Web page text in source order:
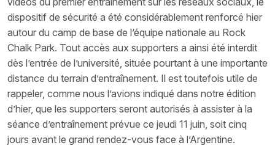
dispositif de sécurité a été considérablement renforcé hier
autour du camp de base de l’équipe nationale au Rock
Chalk Park. Tout accès aux supporters a ainsi été interdit
dès l’entrée de l’université, située pourtant à une importante
distance du terrain d’entraînement. Il est toutefois utile de
rappeler, comme nous l’avions indiqué dans notre édition
d’hier, que les supporters seront autorisés à assister à la
séance d’entraînement prévue ce jeudi 11 juin, soit cinq
jours avant le grand rendez-vous face à l’Argentine.